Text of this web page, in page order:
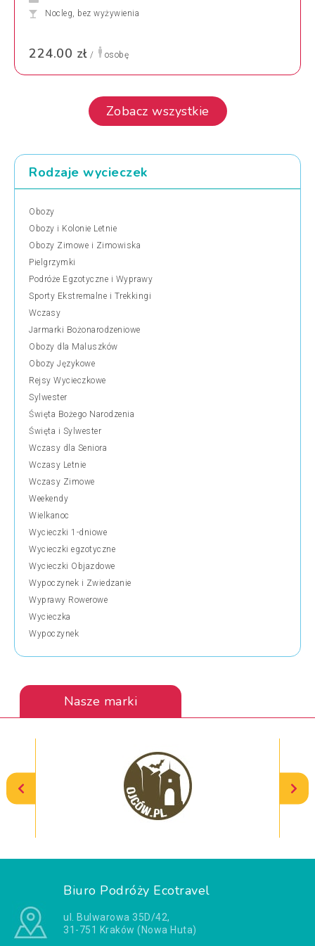
Nocleg, bez wyżywienia
224.00 zł / osobę
Zobacz wszystkie
Rodzaje wycieczek
Obozy
Obozy i Kolonie Letnie
Obozy Zimowe i Zimowiska
Pielgrzymki
Podróże Egzotyczne i Wyprawy
Sporty Ekstremalne i Trekkingi
Wczasy
Jarmarki Bożonarodzeniowe
Obozy dla Maluszków
Obozy Językowe
Rejsy Wycieczkowe
Sylwester
Święta Bożego Narodzenia
Święta i Sylwester
Wczasy dla Seniora
Wczasy Letnie
Wczasy Zimowe
Weekendy
Wielkanoc
Wycieczki 1-dniowe
Wycieczki egzotyczne
Wycieczki Objazdowe
Wypoczynek i Zwiedzanie
Wyprawy Rowerowe
Wycieczka
Wypoczynek
Nasze marki
Biuro Podróży Ecotravel
ul. Bulwarowa 35D/42,
31-751 Kraków (Nowa Huta)